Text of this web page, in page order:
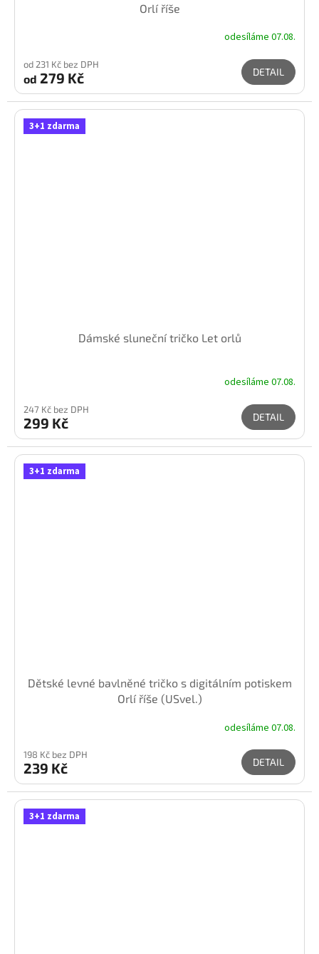
Orlí říše
odesíláme 07.08.
od 231 Kč bez DPH
od 279 Kč DETAIL
3+1 zdarma
Dámské sluneční tričko Let orlů
odesíláme 07.08.
247 Kč bez DPH
299 Kč DETAIL
3+1 zdarma
Dětské levné bavlněné tričko s digitálním potiskem
Orlí říše (USvel.)
odesíláme 07.08.
198 Kč bez DPH
239 Kč DETAIL
3+1 zdarma